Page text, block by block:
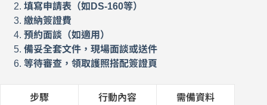
填寫申請表（如DS-160等）
繳納簽證費
預約面談（如適用）
備妥全套文件，現場面談或送件
等待審查，領取護照搭配簽證頁
步驟 行動內容 需備資料